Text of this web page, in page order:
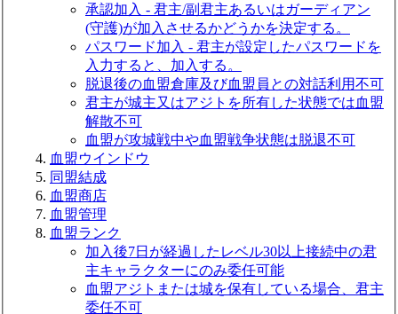
承認加入 - 君主/副君主あるいはガーディアン
(守護)が加入させるかどうかを決定する。
パスワード加入 - 君主が設定したパスワードを
入力すると、加入する。
脱退後の血盟倉庫及び血盟員との対話利用不可
君主が城主又はアジトを所有した状態では血盟
解散不可
血盟が攻城戦中や血盟戦争状態は脱退不可
血盟ウインドウ
同盟結成
血盟商店
血盟管理
血盟ランク
加入後7日が経過したレベル30以上接続中の君
主キャラクターにのみ委任可能
血盟アジトまたは城を保有している場合、君主
委任不可